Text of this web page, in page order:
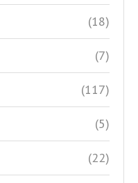
(18)
(7)
(117)
(5)
(22)